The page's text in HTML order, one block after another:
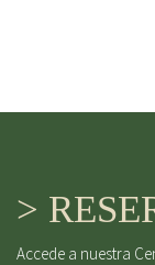
>
Accede a nuestra